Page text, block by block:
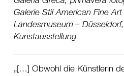
Galerie Stil American Fine Art
Landesmuseum
Kunstausstellung
[…] Obwohl die Künstlerin